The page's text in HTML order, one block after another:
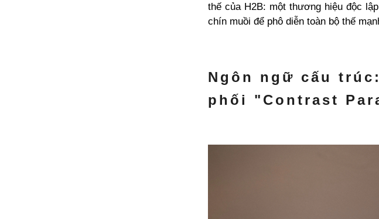
thế của H2B: một thương hiệu độc
chín muồi để phô diễn toàn bộ thế
Ngôn ngữ cấu
phối "Contrast